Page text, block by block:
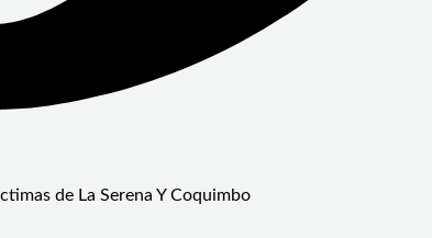
de La Serena Y Coquimbo